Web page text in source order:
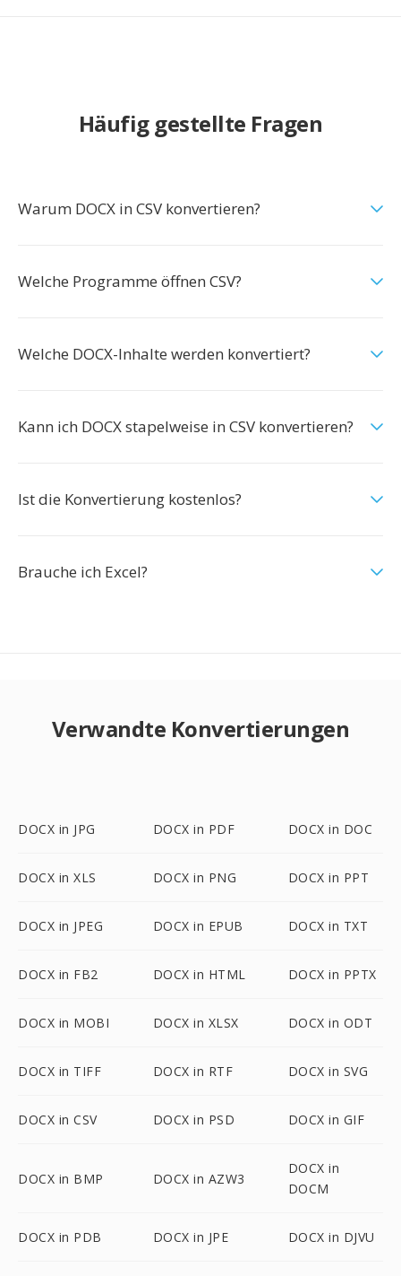
Häufig gestellte Fragen
Warum DOCX in CSV konvertieren?
Welche Programme öffnen CSV?
Welche DOCX-Inhalte werden konvertiert?
Kann ich DOCX stapelweise in CSV konvertieren?
Ist die Konvertierung kostenlos?
Brauche ich Excel?
Verwandte Konvertierungen
DOCX in JPG DOCX in PDF DOCX in DOC
DOCX in XLS DOCX in PNG DOCX in PPT
DOCX in JPEG DOCX in EPUB DOCX in TXT
DOCX in FB2 DOCX in HTML DOCX in PPTX
DOCX in MOBI DOCX in XLSX DOCX in ODT
DOCX in TIFF DOCX in RTF DOCX in SVG
DOCX in CSV DOCX in PSD DOCX in GIF
DOCX in BMP DOCX in AZW3
DOCX in
DOCM
DOCX in PDB DOCX in JPE DOCX in DJVU